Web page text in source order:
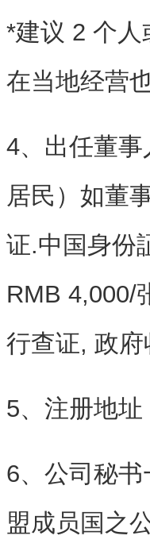
*建议 2 个
在当地经营
4、出任董
居民）如董
证.中国身份
RMB 4,000/
行查证, 政府
5、注册地
6、公司秘
盟成员国之